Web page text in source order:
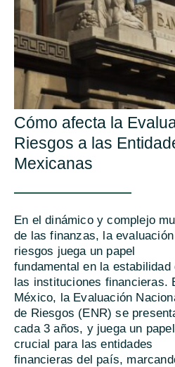
Cómo afecta la
Riesgos a las
Mexicanas
-
En el dinámico y complejo
de las finanzas, la
riesgos juega un papel
fundamental en la estabilidad
las instituciones financieras.
México, la Evaluación
de Riesgos (ENR) se
cada 3 años, y juega un papel
crucial para las entidades
financieras del país,